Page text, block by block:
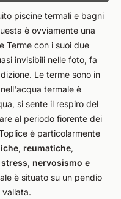
piscine termali e bagni
è ovviamente una
Terme con i suoi due
invisibili nelle foto, fa
Le terme sono in
termale è
si sente il respiro del
al periodo fiorente dei
è particolarmente
, reumatiche,
stress, nervosismo e
è situato su un pendio